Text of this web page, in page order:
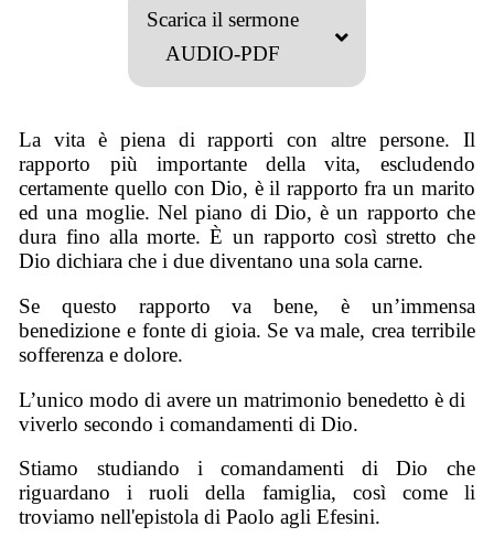
Scarica il sermone
AUDIO-PDF
La vita è piena di rapporti con altre persone. Il
rapporto più importante della vita, escludendo
certamente quello con Dio, è il rapporto fra un marito
ed una moglie. Nel piano di Dio, è un rapporto che
dura fino alla morte. È un rapporto così stretto che
Dio dichiara che i due diventano una sola carne.
Se questo rapporto va bene, è un’immensa
benedizione e fonte di gioia. Se va male, crea terribile
sofferenza e dolore.
L’unico modo di avere un matrimonio benedetto è di
viverlo secondo i comandamenti di Dio.
Stiamo studiando i comandamenti di Dio che
riguardano i ruoli della famiglia, così come li
troviamo nell'epistola di Paolo agli Efesini.